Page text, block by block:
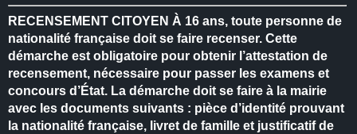
RECENSEMENT CITOYEN À 16 ans, toute personne de
nationalité française doit se faire recenser. Cette
démarche est obligatoire pour obtenir l’attestation de
recensement, nécessaire pour passer les examens et
concours d’État. La démarche doit se faire à la mairie
avec les documents suivants : pièce d’identité prouvant
la nationalité française, livret de famille et justificatif de